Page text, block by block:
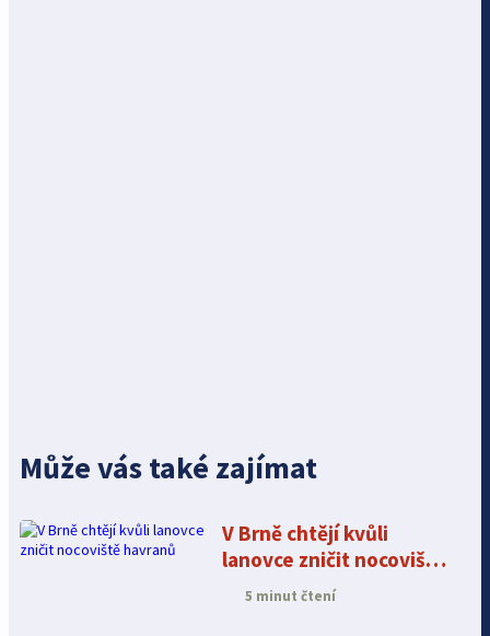
Může vás také zajímat
V Brně chtějí kvůli
lanovce zničit nocoviště
havranů
5 minut čtení